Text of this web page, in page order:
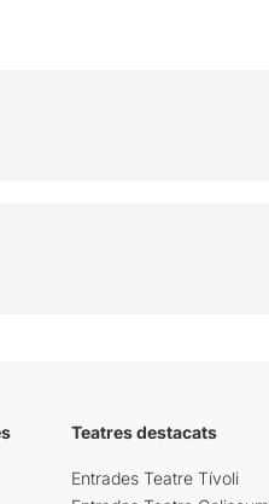
Teatres destacats
Entrades Teatre Tívoli